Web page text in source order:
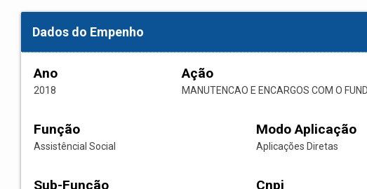
Dados do Empenho
Ano
2018
Ação
MANUTENCAO E ENCARGOS COM O
Função
Assistêncial Social
Modo Aplicação
Aplicações Diretas
Sub-Função Cnpj